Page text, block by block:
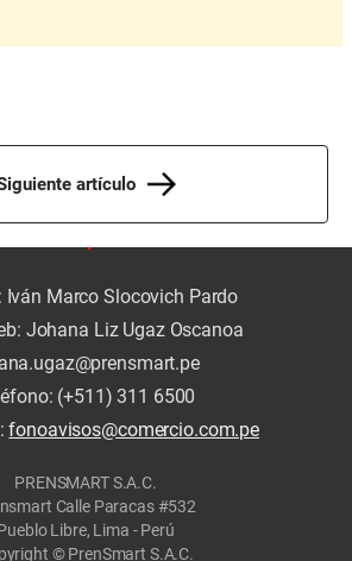
artículo
Iván Marco Slocovich Pardo
Johana Liz Ugaz Oscanoa
(+511) 311 6500
fonoavisos@comercio.com.pe
PRENSMART S.A.C.
Calle Paracas #532
Libre, Lima - Perú
© PrenSmart S.A.C.